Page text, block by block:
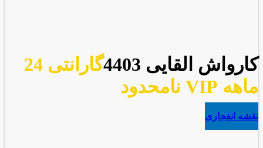
کارواش القایی 4403
گارانتی 24
ماهه VIP نامحدود
نقشه انفجاری